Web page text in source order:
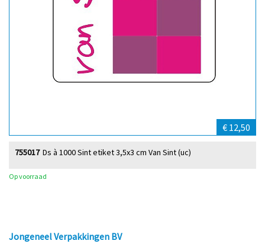
€ 12,50
Ds à 1000 Sint etiket 3,5x3 cm Van Sint (uc)
755017
Op voorraad
Jongeneel Verpakkingen BV